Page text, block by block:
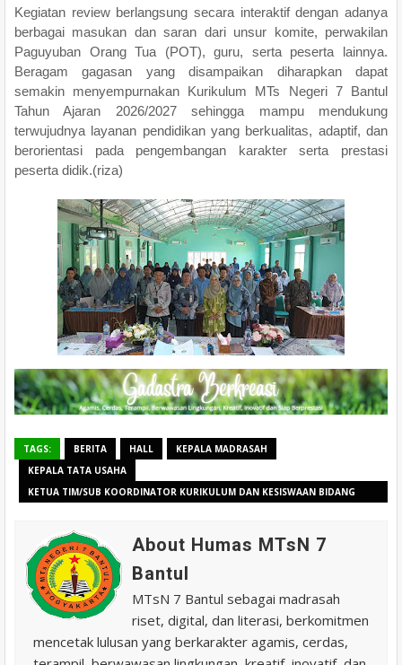
Kegiatan review berlangsung secara interaktif dengan adanya
berbagai masukan dan saran dari unsur komite, perwakilan
Paguyuban Orang Tua (POT), guru, serta peserta lainnya.
Beragam gagasan yang disampaikan diharapkan dapat
semakin menyempurnakan Kurikulum MTs Negeri 7 Bantul
Tahun Ajaran 2026/2027 sehingga mampu mendukung
terwujudnya layanan pendidikan yang berkualitas, adaptif, dan
berorientasi pada pengembangan karakter serta prestasi
peserta didik.(riza)
TAGS: BERITA HALL
KEPALA MADRASAH
KEPALA TATA USAHA
KETUA TIM/SUB KOORDINATOR KURIKULUM DAN KESISWAAN BIDANG
AGAMA DAERAH ISTIMEWA YOGYAKARTA (DIY)
About Humas MTsN 7
Bantul
MTsN 7 Bantul sebagai madrasah
riset, digital, dan literasi, berkomitmen
mencetak lulusan yang berkarakter agamis, cerdas,